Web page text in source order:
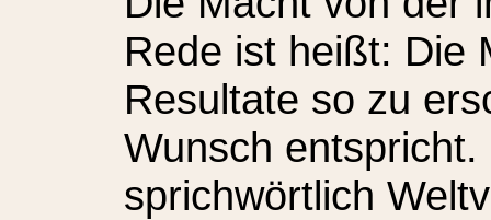
Rede ist heißt: Die
Resultate so zu
Wunsch
sprichwörtlich